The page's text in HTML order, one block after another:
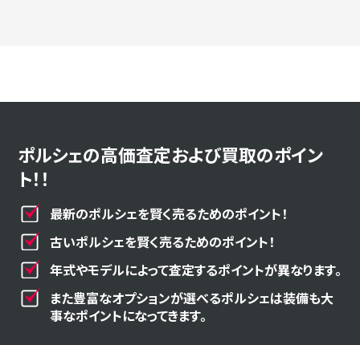
ポルシェの高価査定および買取のポイン
ト！！
最新のポルシェを賢く売るためのポイント！
古いポルシェを賢く売るためのポイント！
年式やモデルによって査定するポイントが異なります。
また豊富なオプションが選べるポルシェは装備も大
事なポイントになってきます。